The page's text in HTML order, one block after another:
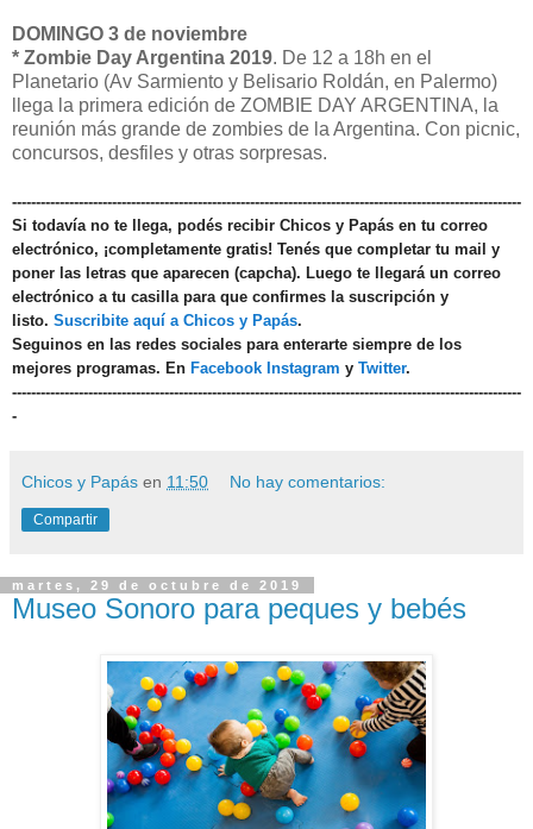
DOMINGO 3 de noviembre
* Zombie Day Argentina 2019. De 12 a 18h en el
Planetario (Av Sarmiento y Belisario Roldán, en Palermo)
llega la primera edición de ZOMBIE DAY ARGENTINA, la
reunión más grande de zombies de la Argentina. Con picnic,
concursos, desfiles y otras sorpresas.
-----------------------------------------------------------------------------------------------------------
Si todavía no te llega, podés recibir Chicos y Papás en tu correo
electrónico, ¡completamente gratis! Tenés que completar tu mail y
poner las letras que aparecen (capcha). Luego te llegará un correo
electrónico a tu casilla para que confirmes la suscripción y
listo. Suscribite aquí a Chicos y Papás.
Seguinos en las redes sociales para enterarte siempre de los
mejores programas. En Facebook Instagram y Twitter.
-----------------------------------------------------------------------------------------------------------
-
Chicos y Papás en 11:50 No hay comentarios:
Compartir
martes, 29 de octubre de 2019
Museo Sonoro para peques y bebés